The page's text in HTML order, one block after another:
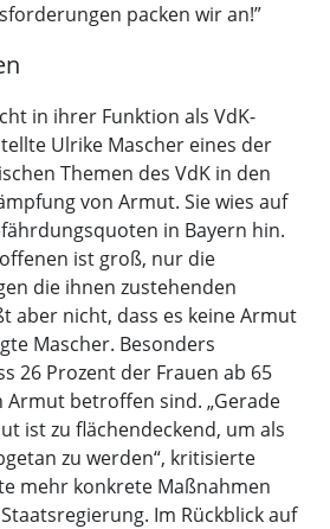
packen wir an!”
in ihrer Funktion als VdK-
Ulrike Mascher eines der
Themen des VdK in den
von Armut. Sie wies auf
in Bayern hin.
ist groß, nur die
die ihnen zustehenden
aber nicht, dass es keine Armut
Mascher. Besonders
26 Prozent der Frauen ab 65
Armut betroffen sind. „Gerade
ist zu flächendeckend, um als
zu werden“, kritisierte
mehr konkrete Maßnahmen
Im Rückblick auf